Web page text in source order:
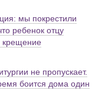
мы покрестили
ребенок отцу
крещение
не пропускает.
боится дома один